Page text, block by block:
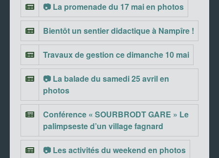
📷 La promenade du 17 mai en photos
Bientôt un sentier didactique à Nampîre !
Travaux de gestion ce dimanche 10 mai
📷 La balade du samedi 25 avril en
photos
Conférence « SOURBRODT GARE » Le
palimpseste d’un village fagnard
📷 Les activités du weekend en photos